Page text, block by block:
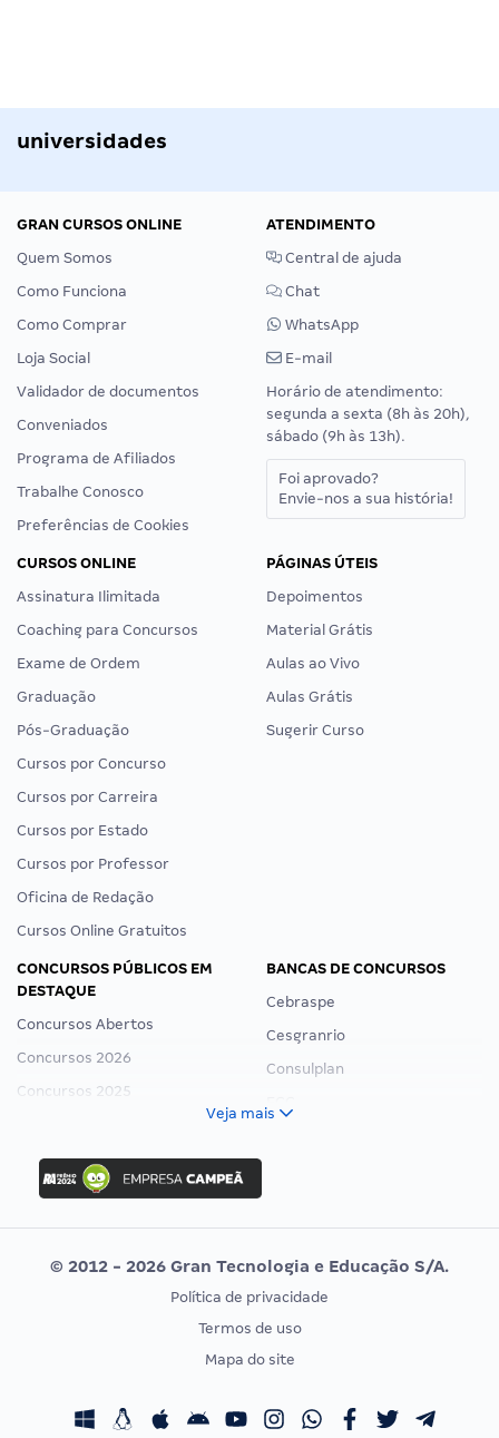
universidades
GRAN CURSOS ONLINE
Quem Somos
Como Funciona
Como Comprar
Loja Social
Validador de documentos
Conveniados
Programa de Afiliados
Trabalhe Conosco
Preferências de Cookies
ATENDIMENTO
Central de ajuda
Chat
WhatsApp
E-mail
Horário de atendimento:
segunda a sexta (8h às 20h),
sábado (9h às 13h).
Foi aprovado?
Envie-nos a sua história!
CURSOS ONLINE
Assinatura Ilimitada
Coaching para Concursos
Exame de Ordem
Graduação
Pós-Graduação
Cursos por Concurso
Cursos por Carreira
Cursos por Estado
Cursos por Professor
Oficina de Redação
Cursos Online Gratuitos
PÁGINAS ÚTEIS
Depoimentos
Material Grátis
Aulas ao Vivo
Aulas Grátis
Sugerir Curso
CONCURSOS PÚBLICOS EM
DESTAQUE
Concursos Abertos
Concursos 2026
Concursos 2025
Concurso Ibama
Concurso MPU
Editais publicados
BANCAS DE CONCURSOS
Cebraspe
Cesgranrio
Consulplan
Vunesp
CONCURSOS POR PROFISSÃO
Concursos Fiscais
EXAME DE ORDEM
Calendário OAB
Veja mais
© 2012 - 2026 Gran Tecnologia e Educação S/A.
Política de privacidade
Termos de uso
Mapa do site